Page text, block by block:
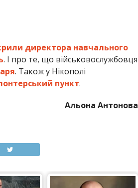
директора навчального
. І про те, що військовослужбовця
. Також у Нікополі
пункт.
Альона Антонова